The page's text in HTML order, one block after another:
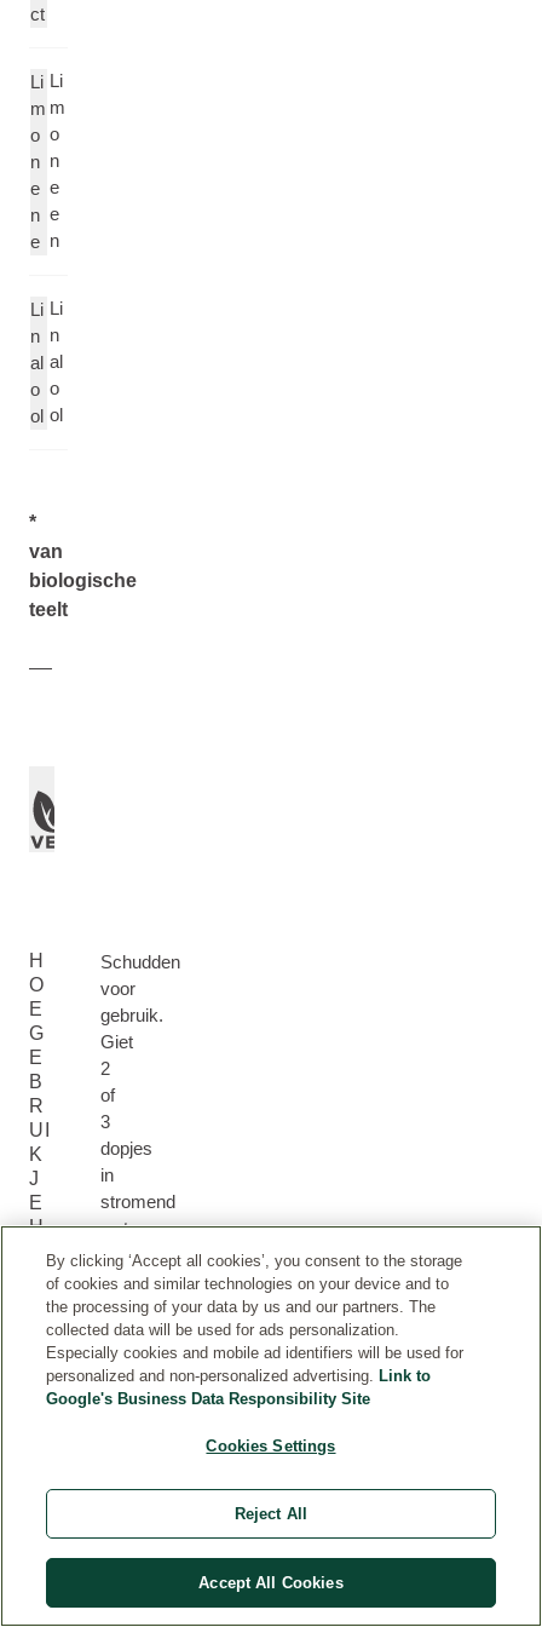
ct
Li
m
o
n
e
n
e
Li
m
o
n
e
e
n
Li
n
al
o
ol
Li
n
al
o
ol
*
van
biologische
teelt
H
O
E
G
E
B
R
UI
K
J
E
H
Schudden
voor
gebruik.
Giet
2
of
3
dopjes
in
stromend
water
om
de
badmelk
goed
op
te
geschikt
By clicking ‘Accept all cookies’, you consent to the storage
of cookies and similar technologies on your device and to
the processing of your data by us and our partners. The
collected data will be used for ads personalization.
Especially cookies and mobile ad identifiers will be used for
personalized and non-personalized advertising. Link to
Google's Business Data Responsibility Site
Cookies Settings
Reject All
Accept All Cookies